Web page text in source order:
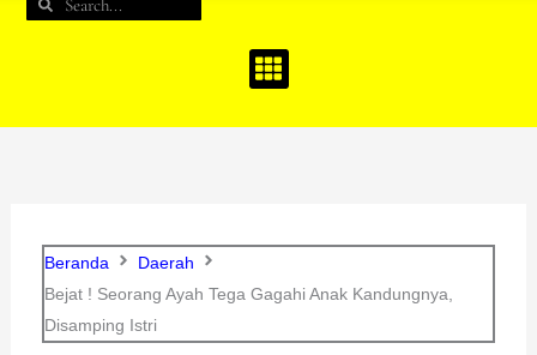
Beranda
Daerah
Bejat ! Seorang Ayah Tega Gagahi Anak Kandungnya,
Disamping Istri